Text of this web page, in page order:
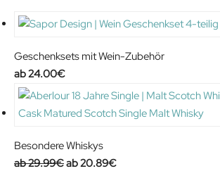
0
.
.
Geschenksets mit Wein-Zubehör
24.00€
Besondere Whiskys
29.99€O 20.89€C